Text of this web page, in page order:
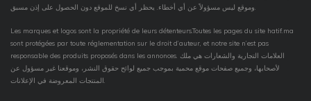
Les marques et logos sont la propriété de leurs détenteurs.Toutes les pages du site hatif.ma
sont protégées par toute réglementation sur le droit d’auteur, et notre site n’est pas
responsable des produits proposés dans les annonces. العلامات التجارية والشعارات هي ملك
لأصحابها، وجميع صفحات موقع محمية بموجب جميع لوائح حقوق النشر، وموقعنا غير مسؤول عن